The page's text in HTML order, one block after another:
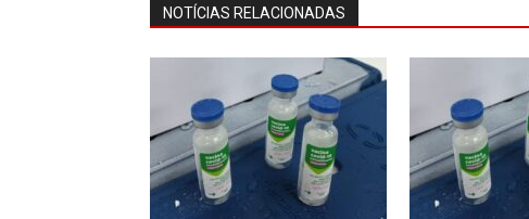
NOTÍCIAS RELACIONADAS